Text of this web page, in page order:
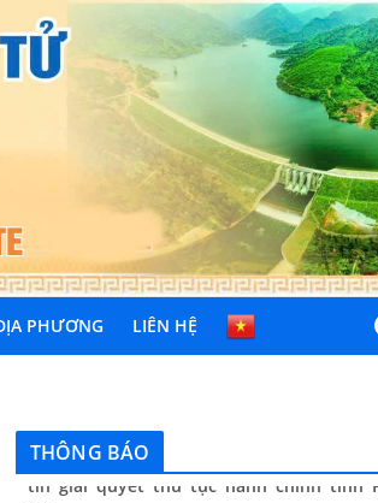
PHƯƠNG LIÊN HỆ
THÔNG BÁO
THÔNG BÁO Niêm yết danh mục dịch vụ
Yên